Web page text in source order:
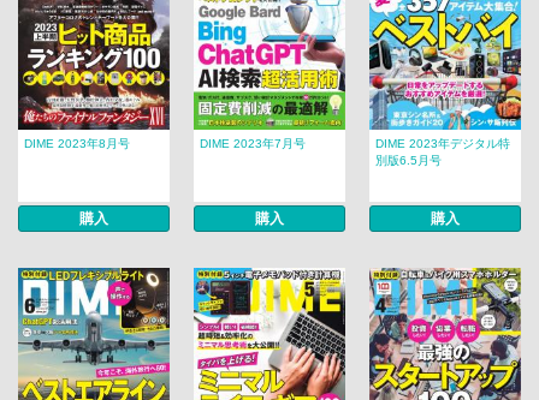
DIME 2023年8月号
購入
DIME 2023年7月号
購入
DIME 2023年デジタル特
別版6.5月号
購入